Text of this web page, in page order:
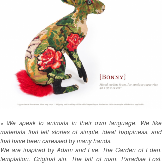
« We speak to animals in their own language. We like
materials that tell stories of simple, ideal happiness, and
that have been caressed by many hands.
We are inspired by Adam and Eve. The Garden of Eden.
temptation. Original sin. The fall of man. Paradise Lost.